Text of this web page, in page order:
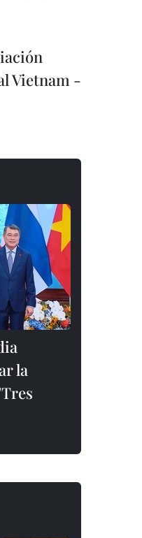
Vietnam -
la